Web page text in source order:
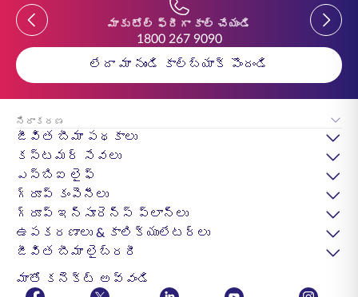
Previous
మాకు టోల్ ఫ్రీగా కాల్ చేయండి
1800 267 9090
Previous
లేదా మా నుండి కాల్‌బ్యాక్ పొందండి
నిరాకరణ
జీవిత బీమా పథకాలు
కస్టమర్ సేవలు
ఎస్‌బిఐ లైఫ్
గ్రూప్ కంపెనీలు
గ్రూప్ ఇన్సూరెన్స్ ప్లాన్లు
ఉపకరణాలు & కాలిక్యులేటర్లు
జీవిత బీమా లైబ్రరీ
మాతో కనెక్ట్ అవ్వండి